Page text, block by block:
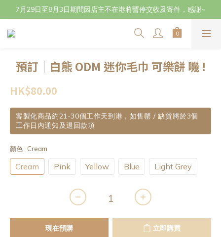
立即成為會員 (๑•̀ㅂ•́)و✧登記生日獲取$20購物金 及下單賺取點數
7月29日至8月3日期間因店主不在港將暫停交收及寄件，感謝~
立即成為會員 (๑•̀ㅂ•́)و✧登記生日獲取$20購物金 及下單賺取點數
預訂｜白熊 ODM 迷你毛巾 可樂餅 嘰 !
HK$80.00
客製化商品約21-30個工作天到港，如售罄 / 缺貨將於3個
工作日內通知及退回款項
顏色 : Cream
Cream Pink Yellow Blue Light Grey
現在預購 立即購買